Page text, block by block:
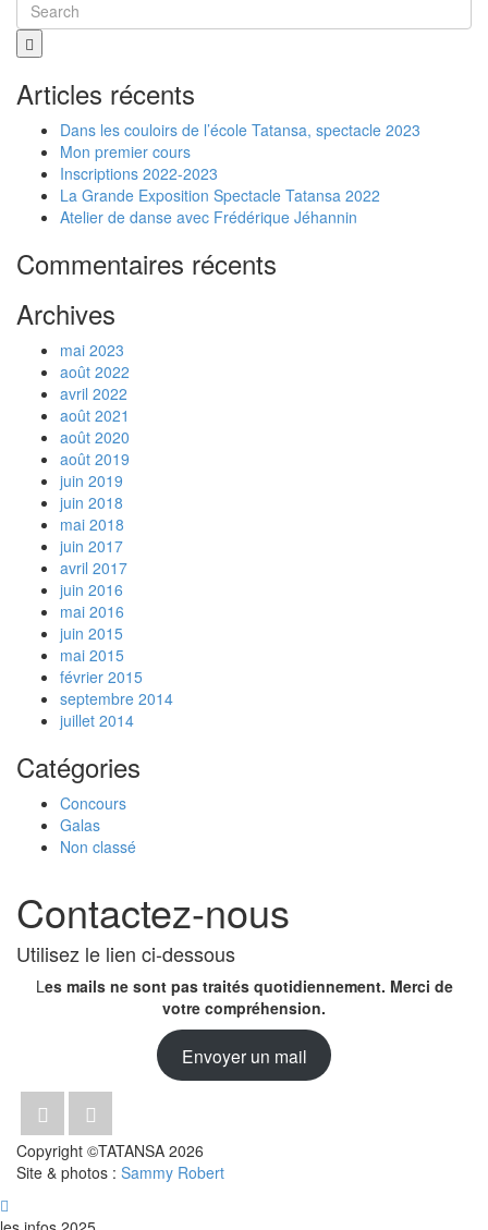
Articles récents
Dans les couloirs de l’école Tatansa, spectacle 2023
Mon premier cours
Inscriptions 2022-2023
La Grande Exposition Spectacle Tatansa 2022
Atelier de danse avec Frédérique Jéhannin
Commentaires récents
Archives
mai 2023
août 2022
avril 2022
août 2021
août 2020
août 2019
juin 2019
juin 2018
mai 2018
juin 2017
avril 2017
juin 2016
mai 2016
juin 2015
mai 2015
février 2015
septembre 2014
juillet 2014
Catégories
Concours
Galas
Non classé
Contactez-nous
Utilisez le lien ci-dessous
Les mails ne sont pas traités quotidiennement. Merci de
votre compréhension.
Envoyer un mail
Copyright ©TATANSA 2026
Site & photos : Sammy Robert